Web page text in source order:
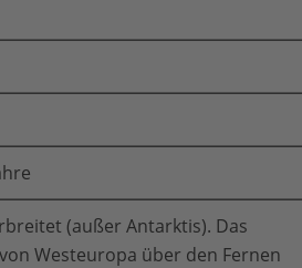
(außer Antarktis). Das
Westeuropa über den Fernen